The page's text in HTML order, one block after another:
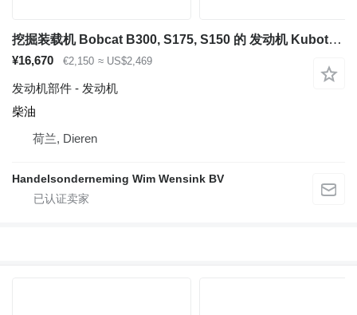
挖掘装载机 Bobcat B300, S175, S150 的 发动机 Kubota V2203
¥16,670 €2,150 ≈ US$2,469
发动机部件 - 发动机
柴油
荷兰, Dieren
Handelsonderneming Wim Wensink BV